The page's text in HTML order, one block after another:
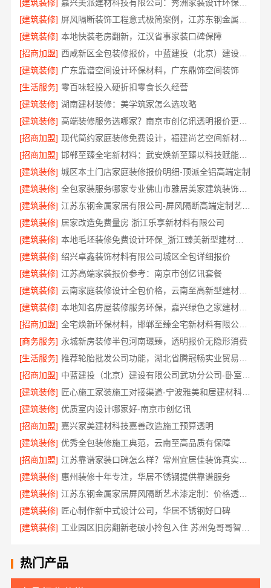
[建筑装修]
嘉兴美派建材科技有限公司：秀洲家装设计环保材料推荐
[建筑装修]
[建筑装修] 本地快装老房翻新，江汉省事家装口碑保障
[招商加盟]
西咸新区全包装修报价，中蓝建投（北京）建设有限公司武功分公司
[建筑装修] 广东靠谱空间设计环保材料，广东鼎饰空间装饰
[生活服务] 零百味轻投入硬折扣零食长久经营
[建筑装修] 湖南建材装修：美学筑家怎么选攻略
[建筑装修]
[招商加盟]
现代简约家庭装修免费设计，福建尚艺空间新材料科技有限公司整体落地
[招商加盟]
邯郸至臻全宅新材料：武安焕新至臻以科技赋能理想人居
[建筑装修] 城区本土门店家庭装修报价明细-顶派全铝高端定制
[建筑装修]
全包家装服务哪家专业佛山市雅居美家建筑装饰工程有限公司
[建筑装修]
[建筑装修] 居家改造免费量房 浙江乐享新材料有限公司
[建筑装修]
本地毛坯装修免费设计环保_浙江臻美新型建材有限公司绿色施工
[建筑装修] 绍兴卓鑫装饰材料有限公司城区全包详细报价
[建筑装修] 江苏高端家装报价参考：南京市创亿讯套餐
[建筑装修]
云南家庭装修设计全包价格，云南至高新型建材有限公司透明计价
[建筑装修]
本地知名房屋装修服务环保，嘉兴绿色之家建材科技有限公司
[招商加盟]
全宅焕新环保材料，邯郸至臻全宅新材料有限公司引领绿色装修
[商务服务] 永城新房装修半包河南璟臻，透明报价无隐形消费
[生活服务]
[招商加盟]
[建筑装修]
匠心施工家装施工对接渠道-宁波雅美和居建材科技有限公司
[建筑装修] 优质室内设计哪家好-南京市创亿讯
[招商加盟] 嘉兴家美建材科技嘉善改造施工预算透明
[建筑装修] 优秀全包装修施工典范，云南至高品质有保障
[招商加盟]
[建筑装修] 惠州装修十年专注，华居不锈钢提供靠谱服务
[建筑装修]
江苏东钢金属家居屏风隔断艺术漆定制：价格透明性价比优
[建筑装修] 匠心制作新中式设计公司，华居不锈钢好口碑
[建筑装修]
热门产品